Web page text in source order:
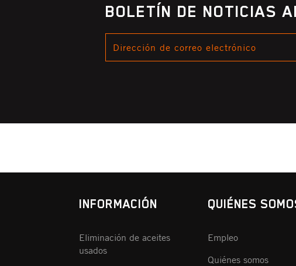
BOLETÍN DE NOTICIAS
INFORMACIÓN
Eliminación de aceites
usados
QUIÉNES
Empleo
Quiénes somos